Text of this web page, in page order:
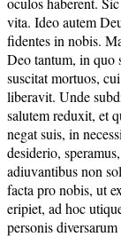
vita. Ideo autem
fidentes in nobis.
Deo tantum, in quo
suscitat mortuos,
liberavit. Unde
salutem reduxit, et
negat suis, in
desiderio,
adiuvantibus non
facta pro nobis, ut
eripiet, ad hoc
personis